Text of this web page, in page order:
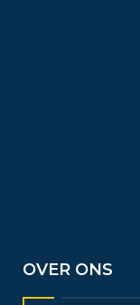
OVER ONS